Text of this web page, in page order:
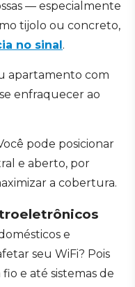
— especialmente
tijolo ou concreto,
no sinal.
apartamento com
enfraquecer ao
pode posicionar
e aberto, por
a cobertura.
e
seu WiFi? Pois
e até sistemas de